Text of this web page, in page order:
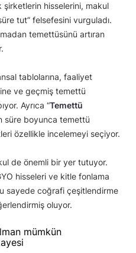
hisselerini, makul
tut” felsefesini vurguladı.
temettüsünü artıran
tablolarına, faaliyet
ve geçmiş temettü
Ayrıca “Temettü
süre boyunca temettü
özellikle incelemeyi seçiyor.
de önemli bir yer tutuyor.
hisseleri ve kitle fonlama
sayede coğrafi çeşitlendirme
oluyor.